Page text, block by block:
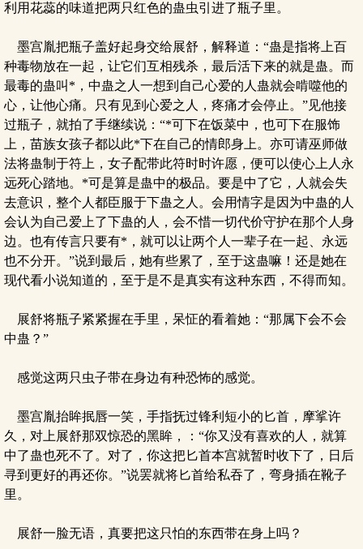
利用花蕊的味道把两只红色的蛊虫引进了瓶子里。
墨宫胤把瓶子盖好起身交给展舒，解释道：“蛊是指将上百
种毒物放在一起，让它们互相残杀，最后活下来的就是蛊。而
最毒的蛊叫*，中蛊之人一想到自己心爱的人蛊就会啃噬他的
心，让他心痛。只有见到心爱之人，疼痛才会停止。”见他接
过瓶子，就拍了手继续说：“*可下在饭菜中，也可下在服饰
上，苗族女孩子都以此*下在自己的情郎身上。亦可请巫师做
法将蛊制于符上，女子配带此符时时许愿，便可以使心上人永
远死心踏地。*可是算是蛊中的极品。要是中了它，人就会失
去意识，整个人都臣服于下蛊之人。会用情字是因为中蛊的人
会认为自己爱上了下蛊的人，会不惜一切代价守护在那个人身
边。也有传言只要有*，就可以让两个人一辈子在一起、永远
也不分开。”说到最后，她有些累了，至于这蛊嘛！还是她在
现代看小说知道的，至于是不是真实有这种东西，不得而知。
展舒将瓶子紧紧握在手里，呆怔的看着她：“那属下会不会
中蛊？”
感觉这两只虫子带在身边有种恐怖的感觉。
墨宫胤抬眸抿唇一笑，手指抚过锋利短小的匕首，摩挲许
久，对上展舒那双惊恐的黑眸，：“你又没有喜欢的人，就算
中了蛊也死不了。对了，你这把匕首本宫就暂时收下了，日后
寻到更好的再还你。”说罢就将匕首给私吞了，弯身插在靴子
里。
展舒一脸无语，真要把这只怕的东西带在身上吗？